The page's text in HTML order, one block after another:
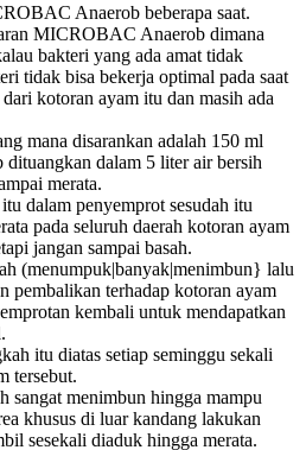
Anaerob beberapa saat.
MICROBAC Anaerob dimana
bakteri yang ada amat tidak
tidak bisa bekerja optimal pada saat
kotoran ayam itu dan masih ada
mana disarankan adalah 150 ml
dalam 5 liter air bersih
merata.
dalam penyemprot sesudah itu
pada seluruh daerah kotoran ayam
jangan sampai basah.
(menumpuk|banyak|menimbun} lalu
pembalikan terhadap kotoran ayam
kembali untuk mendapatkan
itu diatas setiap seminggu sekali
tersebut.
sangat menimbun hingga mampu
khusus di luar kandang lakukan
sesekali diaduk hingga merata.